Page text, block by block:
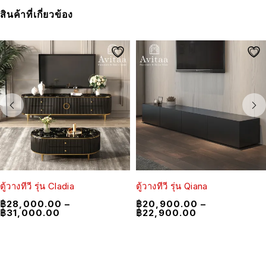
สินค้าที่เกี่ยวข้อง
ตู้วางทีวี รุ่น Cladia
฿28,000.00 –
฿31,000.00
ตู้วางทีวี รุ่น Qiana
฿20,900.00 –
฿22,900.00